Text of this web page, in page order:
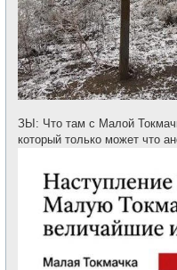
ЗЫ: Что там с Малой
который только может что